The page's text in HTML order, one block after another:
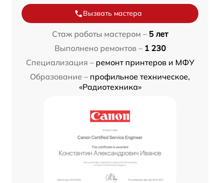
Вызвать мастера
Стаж работы мастером – 5 лет
Выполнено ремонтов – 1 230
Специализация – ремонт принтеров и МФУ
Образование – профильное техническое,
«Радиотехника»